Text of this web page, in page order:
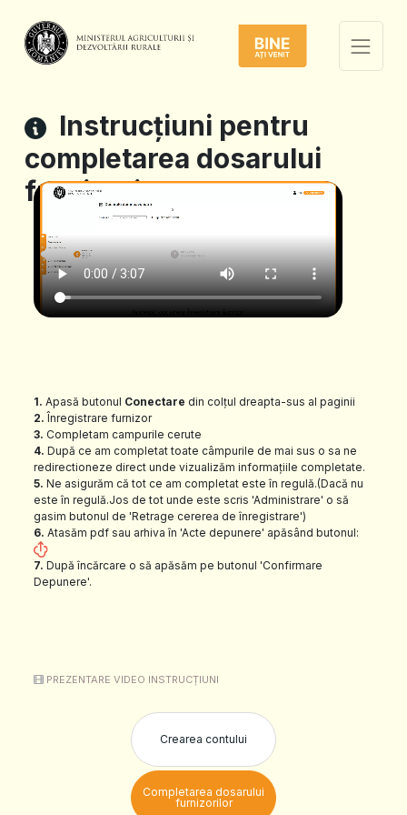
Instrucțiuni pentru
completarea dosarului
furnizorilor
1. Apasă butonul Conectare din colțul dreapta-sus al paginii
2. Înregistrare furnizor
3. Completam campurile cerute
4. După ce am completat toate câmpurile de mai sus o sa ne
redirectioneze direct unde vizualizăm informațiile completate.
5. Ne asigurăm că tot ce am completat este în regulă.(Dacă nu
este în regulă.Jos de tot unde este scris 'Administrare' o să
gasim butonul de 'Retrage cererea de înregistrare')
6. Atasăm pdf sau arhiva în 'Acte depunere' apăsând butonul:
7. După încărcare o să apăsăm pe butonul 'Confirmare
Depunere'.
PREZENTARE VIDEO INSTRUCȚIUNI
Crearea contului
Completarea dosarului
furnizorilor